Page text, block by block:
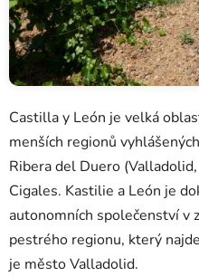
Castilla y León je velká
menších regionů
Ribera del Duero
Cigales. Kastilie a León je
autonomních společenství
pestrého regionu, který
je město Valladolid.